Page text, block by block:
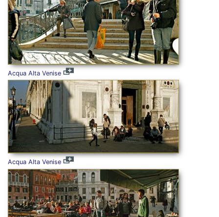
Acqua Alta Venise
Acqua Alta Venise